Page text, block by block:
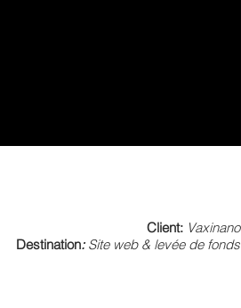
Client: Vaxinano
Destination:Site web & levée de fonds